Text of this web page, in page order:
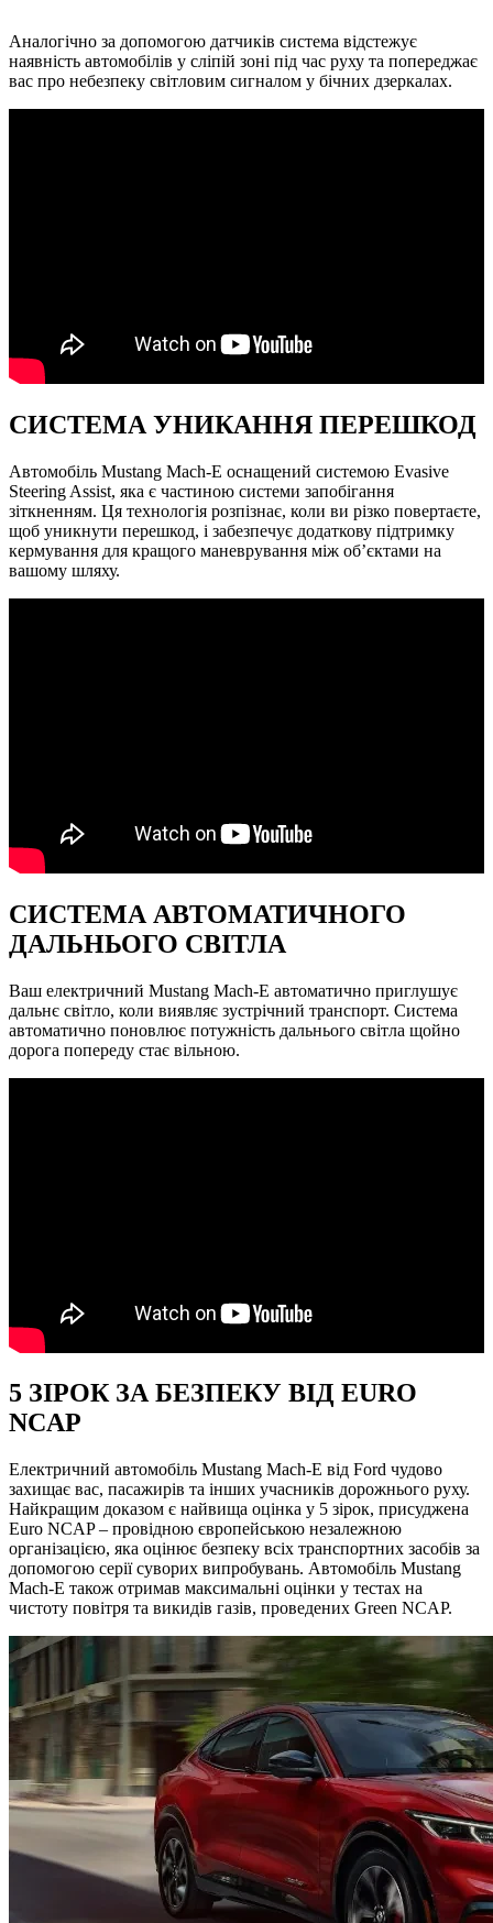
Аналогічно за допомогою датчиків система відстежує
наявність автомобілів у сліпій зоні під час руху та попереджає
вас про небезпеку світловим сигналом у бічних дзеркалах.
СИСТЕМА УНИКАННЯ ПЕРЕШКОД
Автомобіль Mustang Mach-E оснащений системою Evasive
Steering Assist, яка є частиною системи запобігання
зіткненням. Ця технологія розпізнає, коли ви різко повертаєте,
щоб уникнути перешкод, і забезпечує додаткову підтримку
кермування для кращого маневрування між об’єктами на
вашому шляху.
СИСТЕМА АВТОМАТИЧНОГО
ДАЛЬНЬОГО СВІТЛА
Ваш електричний Mustang Mach-E автоматично приглушує
дальнє світло, коли виявляє зустрічний транспорт. Система
автоматично поновлює потужність дальнього світла щойно
дорога попереду стає вільною.
5 ЗІРОК ЗА БЕЗПЕКУ ВІД EURO
NCAP
Електричний автомобіль Mustang Mach-E від Ford чудово
захищає вас, пасажирів та інших учасників дорожнього руху.
Найкращим доказом є найвища оцінка у 5 зірок, присуджена
Euro NCAP – провідною європейською незалежною
організацією, яка оцінює безпеку всіх транспортних засобів за
допомогою серії суворих випробувань. Автомобіль Mustang
Mach-E також отримав максимальні оцінки у тестах на
чистоту повітря та викидів газів, проведених Green NCAP.